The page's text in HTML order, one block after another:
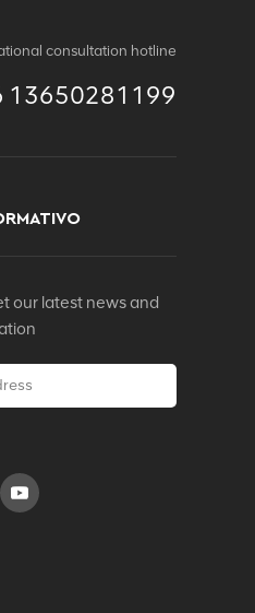
consultation hotline
13650281199
our latest news and